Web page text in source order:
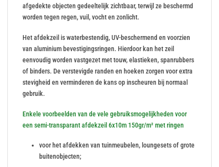
afgedekte objecten gedeeltelijk zichtbaar, terwijl ze beschermd
worden tegen regen, vuil, vocht en zonlicht.
Het afdekzeil is waterbestendig, UV-beschermend en voorzien
van aluminium bevestigingsringen. Hierdoor kan het zeil
eenvoudig worden vastgezet met touw, elastieken, spanrubbers
of binders. De verstevigde randen en hoeken zorgen voor extra
stevigheid en verminderen de kans op inscheuren bij normaal
gebruik.
Enkele voorbeelden van de vele gebruiksmogelijkheden voor
een semi-transparant afdekzeil 6x10m 150gr/m² met ringen
voor het afdekken van tuinmeubelen, loungesets of grote
buitenobjecten;